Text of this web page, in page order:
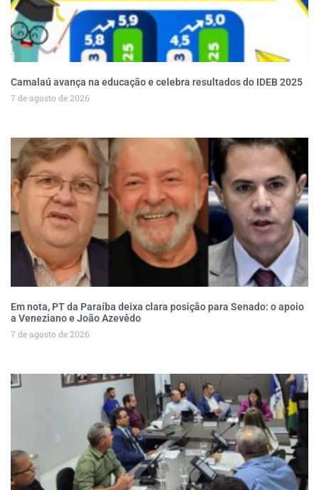
Camalaú avança na educação e celebra resultados do IDEB 2025
7 de agosto de 2026
Em nota, PT da Paraíba deixa clara posição para Senado: o apoio
a Veneziano e João Azevêdo
7 de agosto de 2026